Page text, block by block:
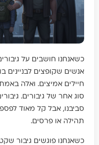
כשאנחנו חושבים על
אנשים שקופצים לבניינים
חיילים אמיצים. ואלה
סוג אחר של גיבורים.
סביבנו, אבל קל מאוד
תהילה או פרסים.
כשאנחנו פוגשים גיבור